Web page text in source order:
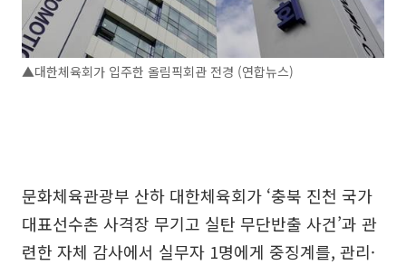
▲대한체육회가 입주한 올림픽회관 전경 (연합뉴스)
문화체육관광부 산하 대한체육회가 ‘충북 진천 국가
대표선수촌 사격장 무기고 실탄 무단반출 사건’과 관
련한 자체 감사에서 실무자 1명에게 중징계를, 관리·